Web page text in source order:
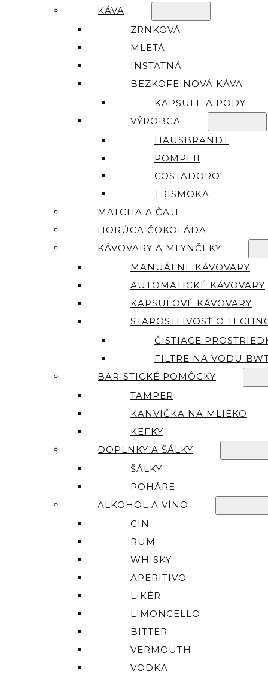
KÁVA
ZRNKOVÁ
MLETÁ
INSTATNÁ
BEZKOFEINOVÁ KÁVA
KAPSULE A PODY
VÝROBCA
HAUSBRANDT
POMPEII
COSTADORO
TRISMOKA
MATCHA A ČAJE
HORÚCA ČOKOLÁDA
KÁVOVARY A MLYNČEKY
MANUÁLNE KÁVOVARY
AUTOMATICKÉ KÁVOVARY
KAPSULOVÉ KÁVOVARY
STAROSTLIVOSŤ O
ČISTIACE
FILTRE NA VODU
BARISTICKÉ POMÔCKY
TAMPER
KANVIČKA NA MLIEKO
KEFKY
DOPLNKY A ŠÁLKY
ŠÁLKY
POHÁRE
ALKOHOL A VÍNO
GIN
RUM
WHISKY
APERITIVO
LIKÉR
LIMONCELLO
BITTER
VERMOUTH
VODKA